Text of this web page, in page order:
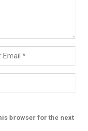
browser for the next